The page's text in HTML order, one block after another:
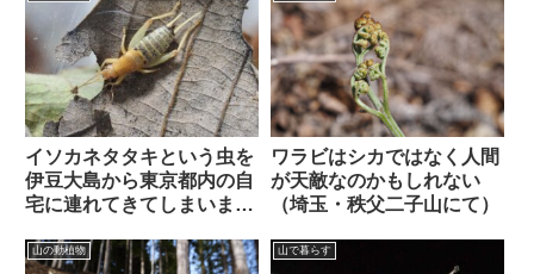
イソカネタタキという虫を
伊豆大島から東京都内の自
宅に連れてきてしまいまし
ワラビはシカではなく人間
が天敵なのかもしれない
（埼玉・秩父二子山にて）
山の動植物 山で暮らす